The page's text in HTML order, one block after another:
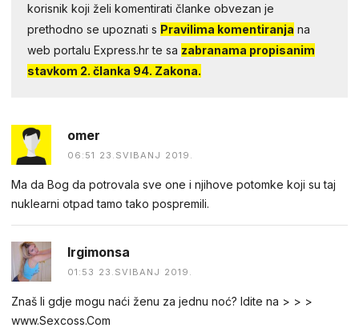
korisnik koji želi komentirati članke obvezan je
prethodno se upoznati s Pravilima komentiranja na
web portalu Express.hr te sa zabranama propisanim
stavkom 2. članka 94. Zakona.
omer
06:51 23.SVIBANJ 2019.
Ma da Bog da potrovala sve one i njihove potomke koji su taj
nuklearni otpad tamo tako pospremili.
Irgimonsa
01:53 23.SVIBANJ 2019.
Znaš li gdje mogu naći ženu za jednu noć? Idite na > > >
www.Sexcoss.Com